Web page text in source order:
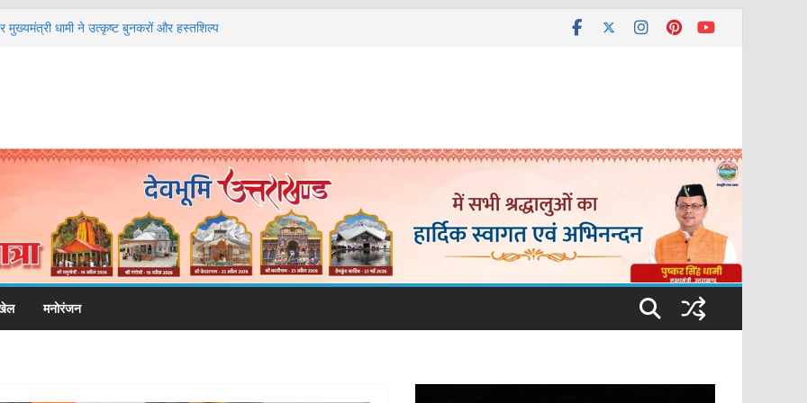
मुख्यमंत्री धामी ने उत्कृष्ट बुनकरों और हस्तशिल्प
और निर्माण पर बड़ा एक्शन, दो स्थानों पर ध्वस्तीकरण,
मनोरंजन